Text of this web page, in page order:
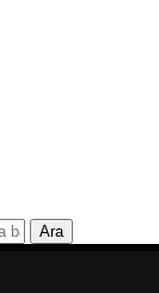
Ara